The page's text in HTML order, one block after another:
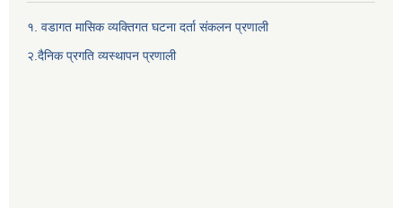
१. वडागत मासिक व्यक्तिगत घटना दर्ता संकलन प्रणाली
२.दैनिक प्रगति व्यस्थापन प्रणाली